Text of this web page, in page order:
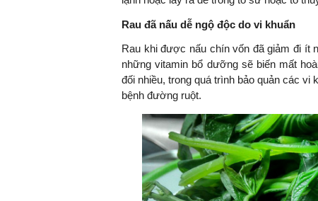
Rau đã nấu dễ ngộ độc do vi khuẩn
Rau khi được nấu chín vốn đã giảm đi ít
những vitamin bổ dưỡng sẽ biến mất
đối nhiều, trong quá trình bảo quản các vi
bệnh đường ruột.
TS. Nguyễn Đức Độ -
Viện Kinh tế Tài chính